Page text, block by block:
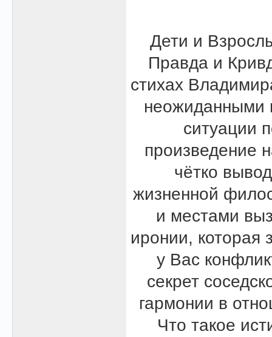
Дети и
Правда и
стихах
неожиданными
ситуации
произведение
чётко
жизненной
и местами
иронии, которая
у Вас
секрет
гармонии в
Что такое